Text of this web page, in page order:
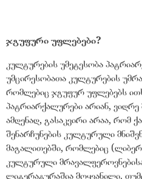
ჯგუფური უფლებები?
კულტურების უმეტესობა
უმცირესობათა კულტურების
რომლებიც ჯგუფურ უფლებებს
პატრიარქალურები არიან,
ამდენად, გასაკვირი არაა, რომ
შენარჩუნების კულტურული
მაგალითებში, რომლებიც
კულტურული
ლიტერატურაშია მოყვანილი.